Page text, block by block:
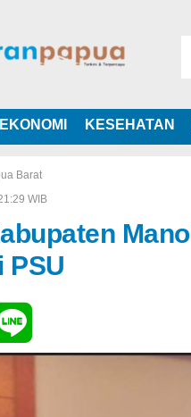
EKONOMI KESEHATAN
Barat
WIB
PSU